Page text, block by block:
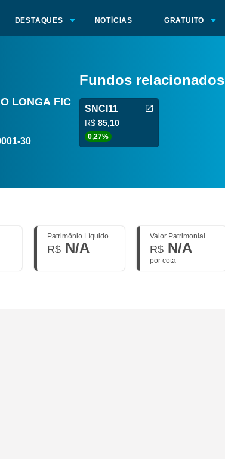
DESTAQUES NOTÍCIAS GRATUITO
LONGA FIC
30
Fundos relacionados
SNCI11
R$ 85,10
0,27%
Patrimônio Líquido
R$ N/A
Valor Patrimonial
R$N/A
por cota